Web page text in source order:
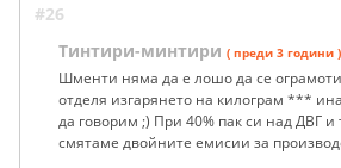
#26
Тинтири-минтири ( преди 3 години )
Шменти няма да е лошо да се
отделя изгарянето на килограм ***
да говорим ;) При 40% пак си над ДВГ и
смятаме двойните емисии за